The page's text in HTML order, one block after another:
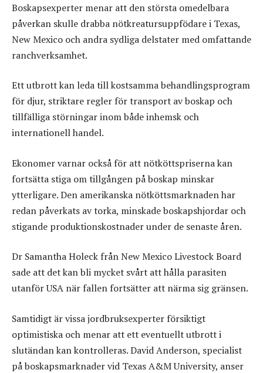
Boskapsexperter menar att den största omedelbara
påverkan skulle drabba nötkreatursuppfödare i Texas,
New Mexico och andra sydliga delstater med omfattande
ranchverksamhet.
Ett utbrott kan leda till kostsamma behandlingsprogram
för djur, striktare regler för transport av boskap och
tillfälliga störningar inom både inhemsk och
internationell handel.
Ekonomer varnar också för att nötköttspriserna kan
fortsätta stiga om tillgången på boskap minskar
ytterligare. Den amerikanska nötköttsmarknaden har
redan påverkats av torka, minskade boskapshjordar och
stigande produktionskostnader under de senaste åren.
Dr Samantha Holeck från New Mexico Livestock Board
sade att det kan bli mycket svårt att hålla parasiten
utanför USA när fallen fortsätter att närma sig gränsen.
Samtidigt är vissa jordbruksexperter försiktigt
optimistiska och menar att ett eventuellt utbrott i
slutändan kan kontrolleras. David Anderson, specialist
på boskapsmarknader vid Texas A&M University, anser